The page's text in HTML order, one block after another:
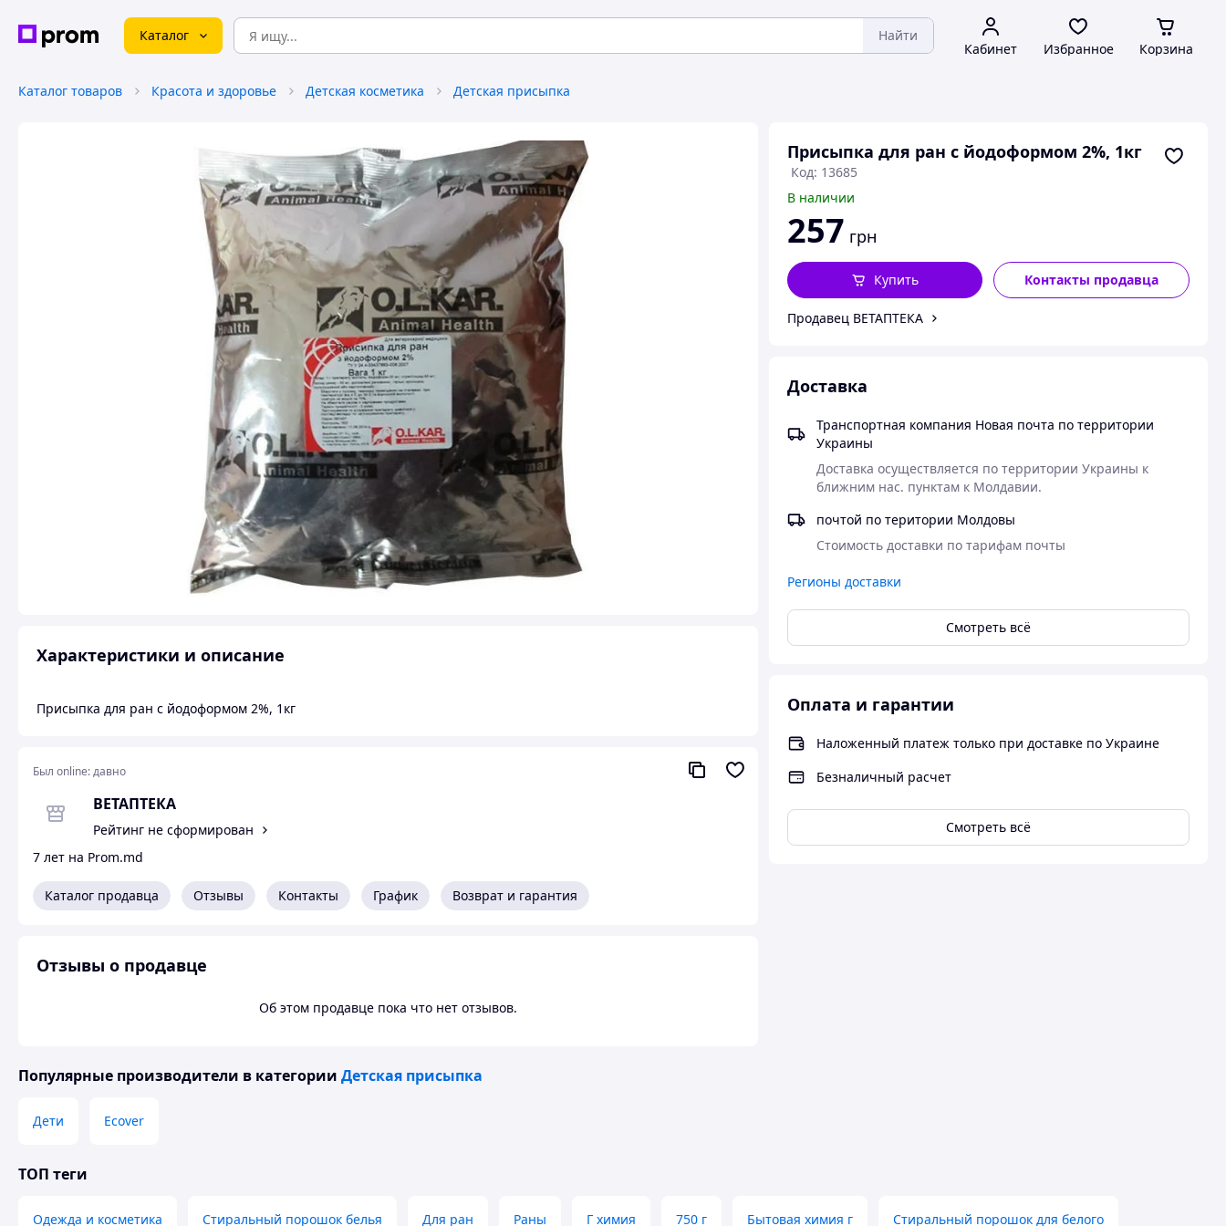
Каталог Найти
Кабинет Избранное Корзина
Каталог товаров Красота и здоровье Детская косметика Детская присыпка
Присыпка для ран с йодоформом 2%, 1кг
Код: 13685
В наличии
257 грн
Контакты продавца
Купить
Продавец ВЕТАПТЕКА
Доставка
Транспортная компания Новая почта по территории
Украины
Доставка осуществляется по территории Украины к
ближним нас. пунктам к Молдавии.
почтой по територии Молдовы
Стоимость доставки по тарифам почты
Регионы доставки
Смотреть всё
Оплата и гарантии
Наложенный платеж только при доставке по Украине
Безналичный расчет
Смотреть всё
Характеристики и описание
Присыпка для ран с йодоформом 2%, 1кг
Был online:давно
ВЕТАПТЕКА
Рейтинг не сформирован
7 лет на Prom.md
Каталог продавца Отзывы Контакты График Возврат и гарантия
Отзывы о продавце
Об этом продавце пока что нет отзывов.
Популярные производители в категории Детская присыпка
Дети Ecover
ТОП теги
Одежда и косметика Стиральный порошок белья Для ран Раны Г химия 750 г Бытовая химия г Стиральный порошок для белого